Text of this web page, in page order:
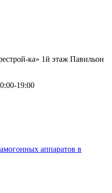
ка» 1й этаж Павильон
19:00